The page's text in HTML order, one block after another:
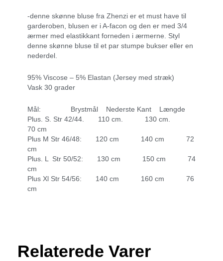
-denne skønne bluse fra Zhenzi er et must have til
garderoben, blusen er i A-facon og den er med 3/4
ærmer med elastikkant forneden i ærmerne. Styl
denne skønne bluse til et par stumpe bukser eller en
nederdel.
95% Viscose – 5% Elastan (Jersey med stræk)
Vask 30 grader
Mål: Brystmål Nederste Kant Længde
Plus. S. Str 42/44. 110 cm. 130 cm.
70 cm
Plus M Str 46/48: 120 cm 140 cm 72
cm
Plus. L Str 50/52: 130 cm 150 cm 74
cm
Plus Xl Str 54/56: 140 cm 160 cm 76
cm
Relaterede Varer